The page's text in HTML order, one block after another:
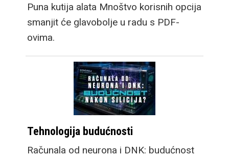
Puna kutija alata Mnoštvo korisnih opcija
smanjit će glavobolje u radu s PDF-
ovima.
Tehnologija budućnosti
Računala od neurona i DNK: budućnost